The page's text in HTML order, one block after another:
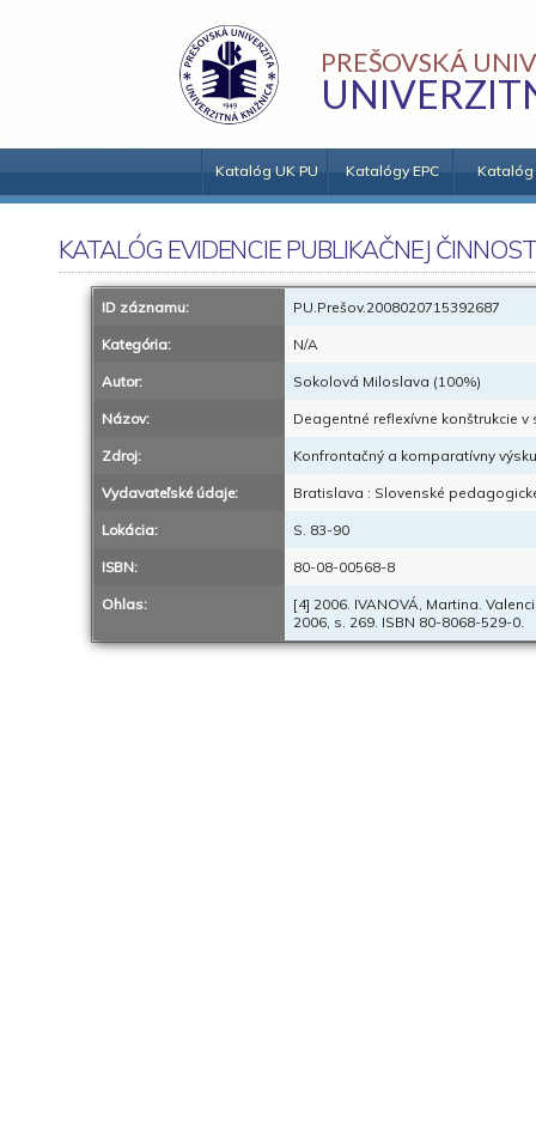
PREŠOVSKÁ
Katalóg UK PU Katalógy EPC Katalóg
KATALÓG EVIDENCIE PUBLIKAČNEJ
ID záznamu: PU.Prešov.2008020715392687
Kategória: N/A
Autor: Sokolová Miloslava (100%)
Názov: Deagentné reflexívne konštrukcie
Zdroj: Konfrontačný a komparatívny
Vydavateľské údaje: Bratislava : Slovenské
Lokácia: S. 83-90
ISBN: 80-08-00568-8
Ohlas:
[4] 2006. IVANOVÁ, Martina.
2006, s. 269. ISBN 80-8068-529-0.